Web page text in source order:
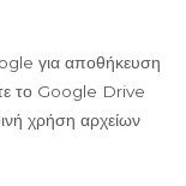
για αποθήκευση
το Google Drive
χρήση αρχείων